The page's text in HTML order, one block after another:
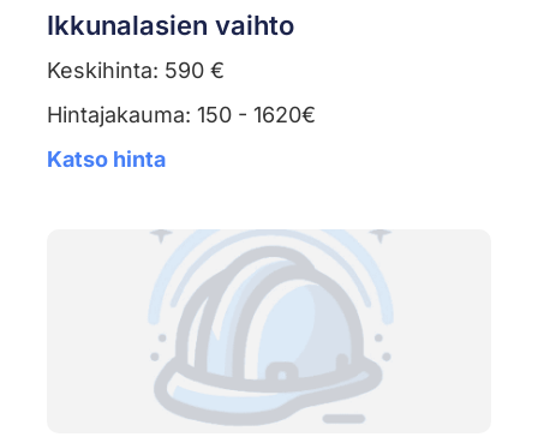
Ikkunalasien vaihto
Keskihinta: 590 €
Hintajakauma: 150 - 1620€
Katso hinta